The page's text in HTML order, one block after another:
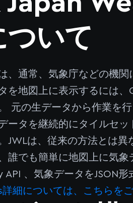
ついて
、通常、気象庁などの機
を地図上に表示するには
元の生データから作業を
ータを継続的にタイルセ
JWLは、従来の方法とは
誰でも簡単に地図上に気
、気象データをJSON形
細については、こちらをご